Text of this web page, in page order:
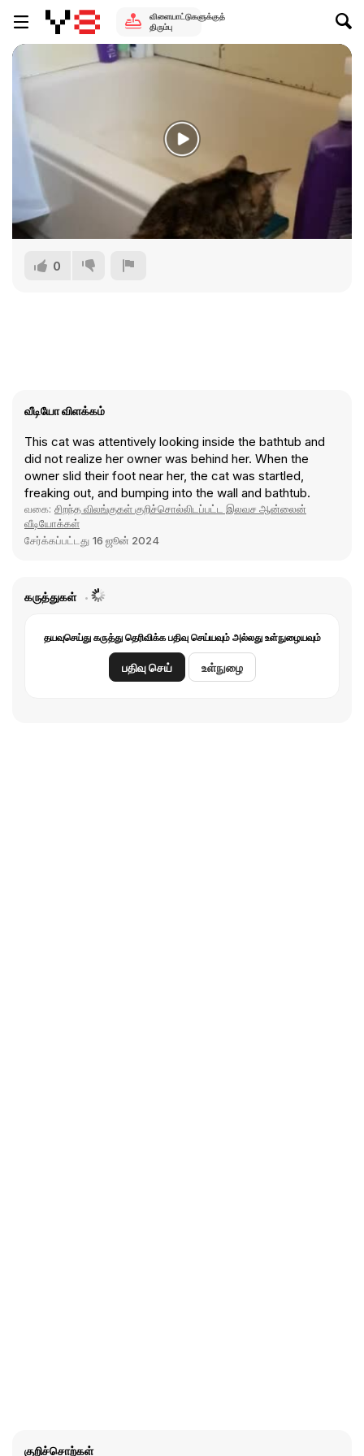
விளையாட்டுகளுக்குத்
திரும்பு
0
வீடியோ விளக்கம்
This cat was attentively looking inside the bathtub and
did not realize her owner was behind her. When the
owner slid their foot near her, the cat was startled,
freaking out, and bumping into the wall and bathtub.
வகை: சிறந்த விலங்குகள் குறிச்சொல்லிடப்பட்ட இலவச ஆன்லைன்
வீடியோக்கள்
சேர்க்கப்பட்டது 16 ஜூன் 2024
கருத்துகள்
தயவுசெய்து கருத்து தெரிவிக்க பதிவு செய்யவும் அல்லது உள்நுழையவும்
பதிவு செய் உள்நுழை
குறிச்சொற்கள்